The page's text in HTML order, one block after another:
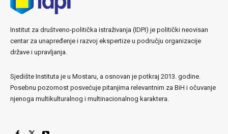
Institut za društveno-politička istraživanja (IDPI) je politički neovisan
centar za unapređenje i razvoj ekspertize u području organizacije
države i upravljanja.
Sjedište Instituta je u Mostaru, a osnovan je potkraj 2013. godine.
Posebnu pozornost posvećuje pitanjima relevantnim za BiH i očuvanje
njenoga multikulturalnog i multinacionalnog karaktera.